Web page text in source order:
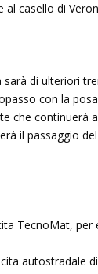
casello di
di ulteriori
con la
che continuerà
il passaggio
TecnoMat,
autostradale